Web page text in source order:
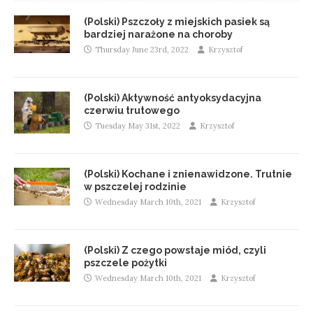
(Polski) Pszczoły z miejskich pasiek są
bardziej narażone na choroby
Thursday June 23rd, 2022 Krzysztof
(Polski) Aktywność antyoksydacyjna
czerwiu trutowego
Tuesday May 31st, 2022 Krzysztof
(Polski) Kochane i znienawidzone. Trutnie
w pszczelej rodzinie
Wednesday March 10th, 2021 Krzysztof
(Polski) Z czego powstaje miód, czyli
pszczele pożytki
Wednesday March 10th, 2021 Krzysztof